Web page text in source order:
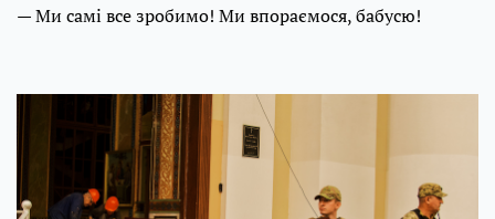
— Ми самі все зробимо! Ми впораємося, бабусю!